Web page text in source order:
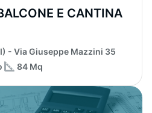
E CANTINA
- Via Giuseppe Mazzini 35
84 Mq